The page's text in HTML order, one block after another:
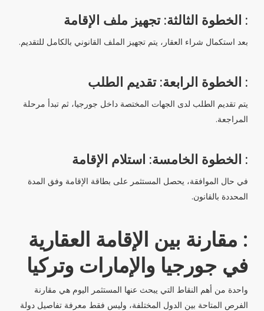
: الخطوة الثالثة: تجهيز ملف الإقامة
بعد استكمال شراء العقار ، يتم تجهيز الملف القانوني بالكامل للتقديم.
: الخطوة الرابعة: تقديم الطلب
يتم تقديم الطلب لدى الجهات المختصة داخل جورجيا، ثم تبدأ مرحلة
المراجعة.
: الخطوة الخامسة: استلام الإقامة
في حال الموافقة، يحصل المستثمر على بطاقة الإقامة وفق المدة
المحددة بالقانون.
: مقارنة بين الإقامة العقارية
في جورجيا والإمارات وتركيا
واحدة من أهم النقاط التي يبحث عنها المستثمر اليوم هي مقارنة
الفرص المتاحة بين الدول المختلفة، وليس فقط معرفة تفاصيل دولة